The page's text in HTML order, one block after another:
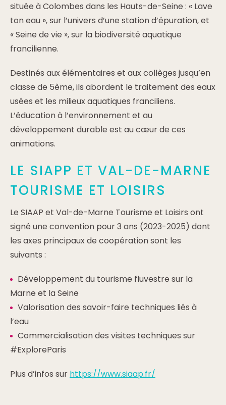
située à Colombes dans les Hauts-de-Seine : « Lave
ton eau », sur l’univers d’une station d’épuration, et
« Seine de vie », sur la biodiversité aquatique
francilienne.
Destinés aux élémentaires et aux collèges jusqu’en
classe de 5ème, ils abordent le traitement des eaux
usées et les milieux aquatiques franciliens.
L’éducation à l’environnement et au
développement durable est au cœur de ces
animations.
LE SIAPP ET VAL-DE-MARNE
TOURISME ET LOISIRS
Le SIAAP et Val-de-Marne Tourisme et Loisirs ont
signé une convention pour 3 ans (2023-2025) dont
les axes principaux de coopération sont les
suivants :
Développement du tourisme fluvestre sur la
Marne et la Seine
Valorisation des savoir-faire techniques liés à
l’eau
Commercialisation des visites techniques sur
#ExploreParis
Plus d’infos sur https://www.siaap.fr/